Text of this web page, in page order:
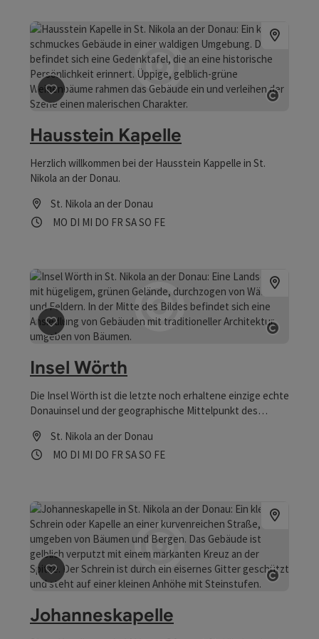
Beitrag merken: Hausstein Kapelle
Hausstein Kapelle
Herzlich willkommen bei der Hausstein Kappelle in St.
Nikola an der Donau.
St. Nikola an der Donau
Öffnungszeiten
MO Montag geöffnet
DI Dienstag geöffnet
MI Mittwoch geöffnet
DO Donnerstag geöffnet
FR Freitag geöffnet
SASamstag geöffnet
SO Sonntag geöffnet
FEFeiertag geöffnet
Beitrag merken: Insel Wörth
Insel Wörth
Die Insel Wörth ist die letzte noch erhaltene einzige echte
Donauinsel und der geographische Mittelpunkt des
St. Nikola an der Donau
Öffnungszeiten
MO Montag geöffnet
DI Dienstag geöffnet
MI Mittwoch geöffnet
DO Donnerstag geöffnet
FR Freitag geöffnet
SASamstag geöffnet
SO Sonntag geöffnet
FEFeiertag geöffnet
Beitrag merken: Johanneskapelle
Johanneskapelle